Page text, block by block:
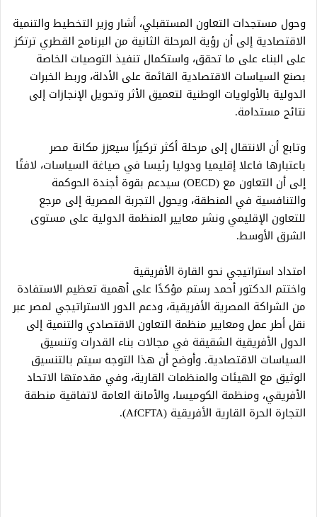
وحول مستجدات التعاون المستقبلي، أشار وزير التخطيط والتنمية
الاقتصادية إلى أن رؤية المرحلة الثانية من البرنامج القطري ترتكز
على البناء على ما تحقق، واستكمال تنفيذ التوصيات الخاصة
بصنع السياسات الاقتصادية القائمة على الأدلة، وربط الخبرات
الدولية بالأولويات الوطنية لتعميق الأثر وتحويل الإنجازات إلى
نتائج مستدامة.
وتابع أن الانتقال إلى مرحلة أكثر تركيزًا سيعزز مكانة مصر
باعتبارها فاعلا إقليميا ودوليا رئيسا في صياغة السياسات، لافتًا
إلى أن التعاون مع (OECD) سيدعم بقوة أجندة الحوكمة
والتنافسية في المنطقة، ويحول التجربة المصرية إلى مرجع
للتعاون الإقليمي ونشر معايير المنظمة الدولية على مستوى
الشرق الأوسط.
امتداد استراتيجي نحو القارة الأفريقية
واختتم الدكتور أحمد رستم مؤكدًا على أهمية تعظيم الاستفادة
من الشراكة المصرية الأفريقية، ودعم الدور الاستراتيجي لمصر عبر
نقل أطر عمل ومعايير منظمة التعاون الاقتصادي والتنمية إلى
الدول الأفريقية الشقيقة في مجالات بناء القدرات وتنسيق
السياسات الاقتصادية. وأوضح أن هذا التوجه سيتم بالتنسيق
الوثيق مع الهيئات والمنظمات القارية، وفي مقدمتها الاتحاد
الأفريقي، ومنظمة الكوميسا، والأمانة العامة لاتفاقية منطقة
التجارة الحرة القارية الأفريقية (AfCFTA).